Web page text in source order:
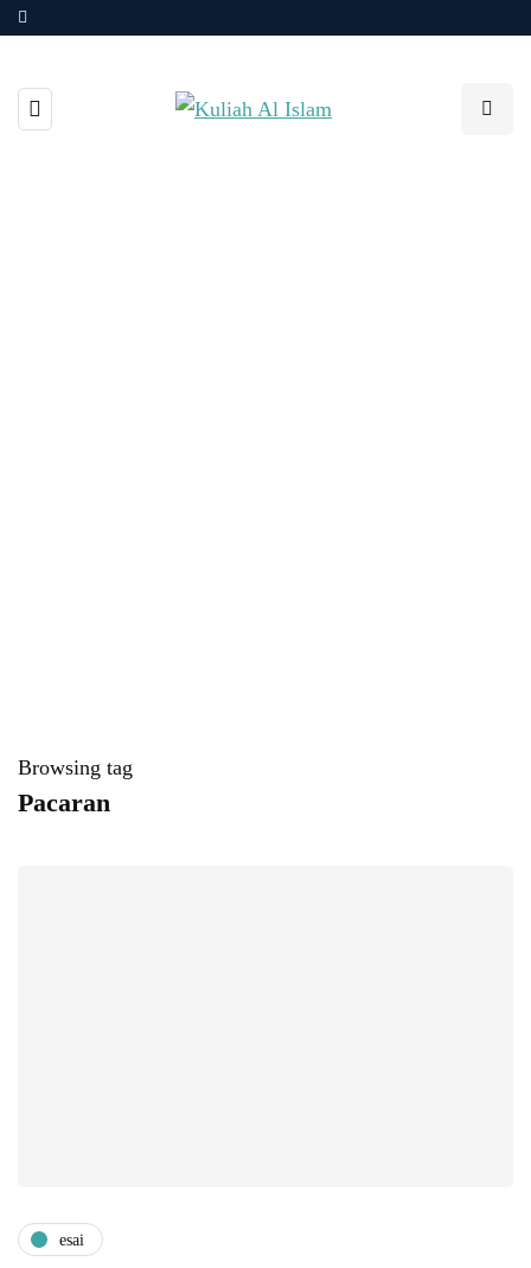
Browsing tag
Pacaran
esai